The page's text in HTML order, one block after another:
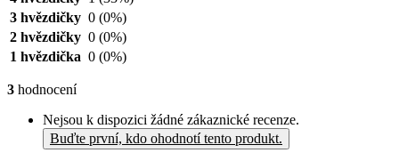
3 hvězdičky 0 (0%)
2 hvězdičky 0 (0%)
1 hvězdička 0 (0%)
3 hodnocení
Nejsou k dispozici žádné zákaznické recenze.
Buďte první, kdo ohodnotí tento produkt.